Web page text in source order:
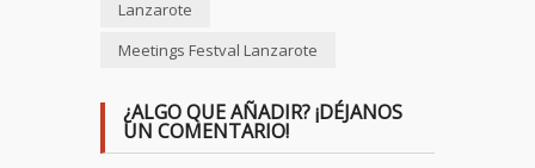
Lanzarote
Meetings Festval Lanzarote
¿ALGO QUE AÑADIR? ¡DÉJANOS
UN COMENTARIO!